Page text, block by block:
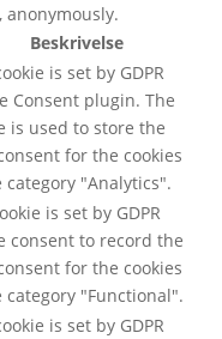
Beskrivelse
is set by GDPR
Consent plugin. The
is used to store the
for the cookies
category "Analytics".
is set by GDPR
consent to record the
for the cookies
category "Functional".
is set by GDPR